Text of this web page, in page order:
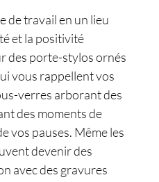
de travail en un lieu
et la positivité
des porte-stylos ornés
vous rappellent vos
verres arborant des
des moments de
vos pauses. Même les
devenir des
avec des gravures